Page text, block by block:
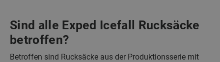
Sind alle Exped Icefall Rucksäcke
betroffen?
Betroffen sind Rucksäcke aus der Produktionsserie mit